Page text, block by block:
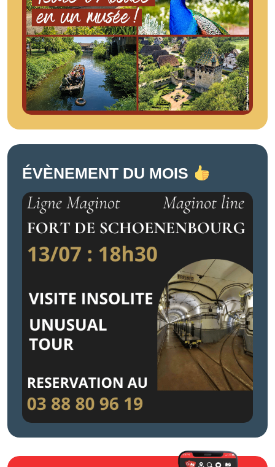
ÉVÈNEMENT DU MOIS